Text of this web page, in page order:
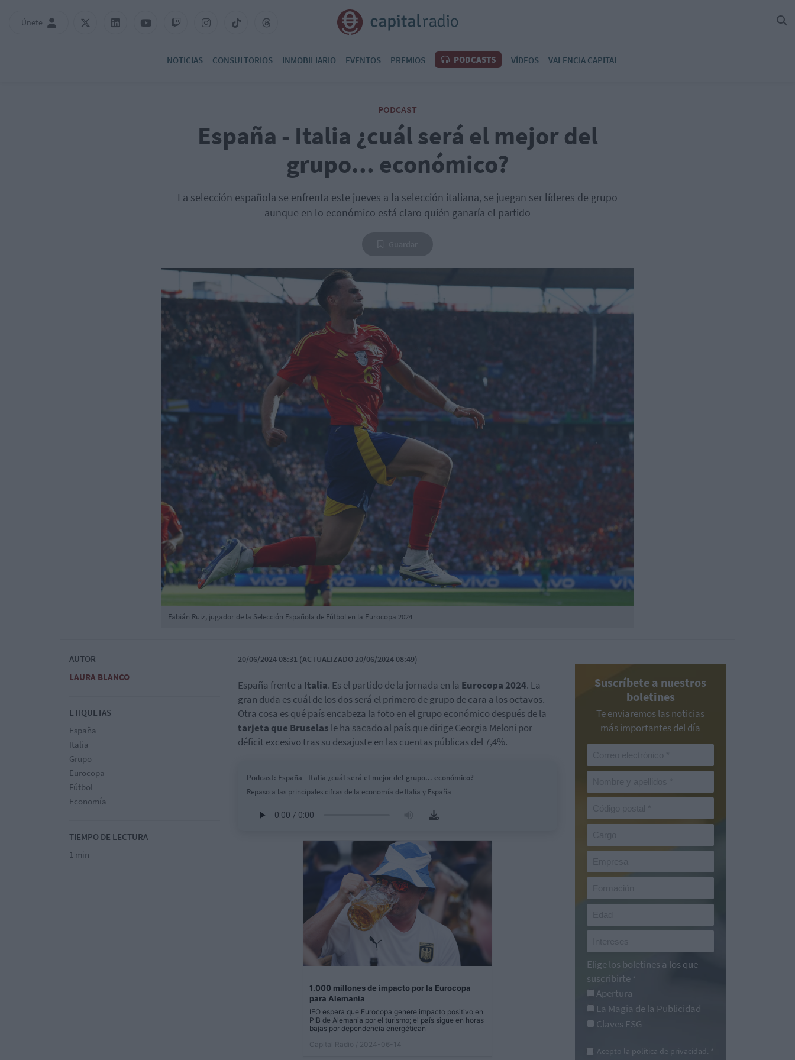
Únete
NOTICIAS CONSULTORIOS INMOBILIARIO EVENTOS PREMIOS PODCASTS VÍDEOS VALENCIA CAPITAL
PODCAST
España - Italia ¿cuál será el mejor del
grupo... económico?
La selección española se enfrenta este jueves a la selección italiana, se juegan ser líderes de grupo
aunque en lo económico está claro quién ganaría el partido
Fabián Ruiz, jugador de la Selección Española de Fútbol en la Eurocopa 2024
AUTOR
LAURA BLANCO
ETIQUETAS
España
Italia
Grupo
Eurocopa
Fútbol
Economía
TIEMPO DE LECTURA
1 min
20/06/2024 08:31 (ACTUALIZADO 20/06/2024 08:49)
España frente a Italia. Es el partido de la jornada en la Eurocopa 2024. La
gran duda es cuál de los dos será el primero de grupo de cara a los octavos.
Otra cosa es qué país encabeza la foto en el grupo económico después de la
tarjeta que Bruselas le ha sacado al país que dirige Georgia Meloni por
déficit excesivo tras su desajuste en las cuentas públicas del 7,4%.
Podcast: España - Italia ¿cuál será el mejor del grupo... económico?
Repaso a las principales cifras de la economía de Italia y España
1.000 millones de impacto por la Eurocopa
para Alemania
IFO espera que Eurocopa genere impacto positivo en
PIB de Alemania por el turismo; el país sigue en horas
bajas por dependencia energétican
Capital Radio
/ 2024-06-14
Suscríbete a nuestros
boletines
Te enviaremos las noticias
más importantes del día
Elige los boletines a los que
suscribirte *
Apertura
La Magia de la Publicidad
Claves ESG
Acepto la política de privacidad. *